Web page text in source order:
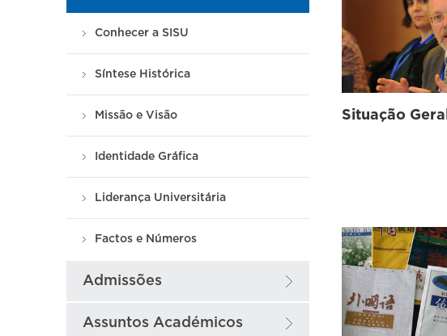
Conhecer a SISU
Síntese Histórica
Missão e Visão
Identidade Gráfica
Liderança Universitária
Factos e Números
Admissões
Assuntos Académicos